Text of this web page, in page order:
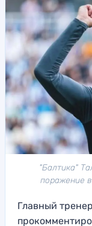
"Балтика"
поражение
Главный